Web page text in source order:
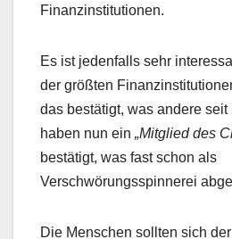
Finanzinstitutionen.
Es ist jedenfalls sehr
der größten
das bestätigt, was andere
haben nun ein „Mitglied des
bestätigt, was fast schon als
Verschwörungsspinnerei
Die Menschen sollten sich